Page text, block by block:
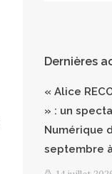
Dernières
« Alice
» : un
Numérique
septembre